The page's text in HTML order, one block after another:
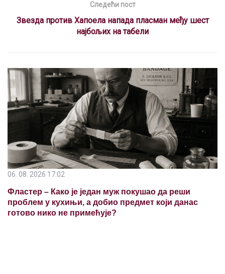
Следећи пост
Звезда против Хапоела напада пласман међу шест
најбољих на табели
06. 08. 2026 17:02
Фластер – Како је један муж покушао да реши
проблем у кухињи, а добио предмет који данас
готово нико не примећује?